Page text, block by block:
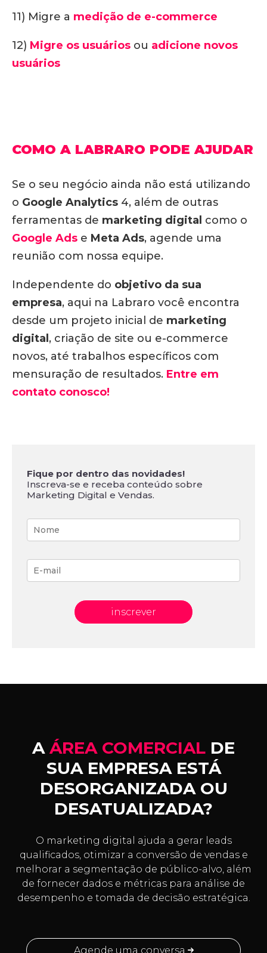
11) Migre a medição de e-commerce
12) Migre os usuários ou adicione novos
usuários
COMO A LABRARO PODE AJUDAR
Se o seu negócio ainda não está utilizando
o Google Analytics 4, além de outras
ferramentas de marketing digital como o
Google Ads e Meta Ads, agende uma
reunião com nossa equipe.
Independente do objetivo da sua
empresa, aqui na Labraro você encontra
desde um projeto inicial de marketing
digital , criação de site ou e-commerce
novos, até trabalhos específicos com
mensuração de resultados. Entre em
contato conosco!
Fique por dentro das novidades!
Inscreva-se e receba conteúdo sobre
Marketing Digital e Vendas.
inscrever
A ÁREA COMERCIAL DE
SUA EMPRESA ESTÁ
DESORGANIZADA OU
DESATUALIZADA?
O marketing digital ajuda a gerar leads
qualificados, otimizar a conversão de vendas e
melhorar a segmentação de público-alvo, além
de fornecer dados e métricas para análise de
desempenho e tomada de decisão estratégica.
Agende uma conversa